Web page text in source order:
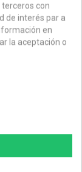
con
de interés par a
en
la aceptación o